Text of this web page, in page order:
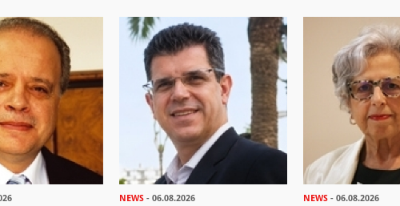
Mohamed Zerkine, Président de la Commission de l’Energie à
du gaz de schiste est déjà clos et que l'abcès est déjà
est un thème brûlant qui mérite une concertation nationale
et des conditions de vie environnementales de ses enfants !
dans le domaine de l’exploitation du gaz de schiste...!
ce domaine par les USA - risqueraient, selon des Experts
dramatiques sur la nature, l’Homme et son
et populiste, la parole à ce sujet doit être adressée
avant même de parler d’une décision qui serait prise par le
présumés dans le secteur de l’énergie pendant l’ère de Ben
- est habilitée à y prendre les éventuelles mesures
NEWS - 06.08.2026 NEWS- 06.08.2026